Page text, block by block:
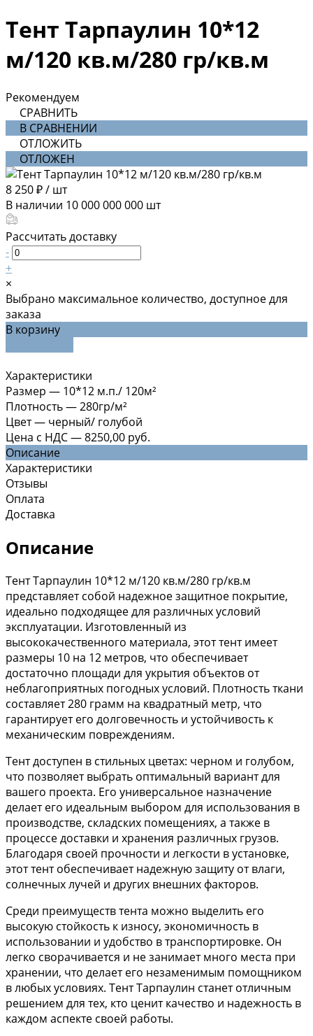
Тент Тарпаулин 10*12
м/120 кв.м/280 гр/кв.м
Рекомендуем
СРАВНИТЬ
В СРАВНЕНИИ
ОТЛОЖИТЬ
ОТЛОЖЕН
8 250 ₽/ шт
В наличии 10 000 000 000 шт
Рассчитать доставку
-
+
×
Выбрано максимальное количество, доступное для
заказа
В корзину
Характеристики
Размер — 10*12 м.п./ 120м²
Плотность—280гр/м²
Цвет— черный/ голубой
Цена с НДС—8250,00 руб.
Описание
Характеристики
Отзывы
Оплата
Доставка
Описание
Тент Тарпаулин 10*12 м/120 кв.м/280 гр/кв.м
представляет собой надежное защитное покрытие,
идеально подходящее для различных условий
эксплуатации. Изготовленный из
высококачественного материала, этот тент имеет
размеры 10 на 12 метров, что обеспечивает
достаточно площади для укрытия объектов от
неблагоприятных погодных условий. Плотность ткани
составляет 280 грамм на квадратный метр, что
гарантирует его долговечность и устойчивость к
механическим повреждениям.
Тент доступен в стильных цветах: черном и голубом,
что позволяет выбрать оптимальный вариант для
вашего проекта. Его универсальное назначение
делает его идеальным выбором для использования в
производстве, складских помещениях, а также в
процессе доставки и хранения различных грузов.
Благодаря своей прочности и легкости в установке,
этот тент обеспечивает надежную защиту от влаги,
солнечных лучей и других внешних факторов.
Среди преимуществ тента можно выделить его
высокую стойкость к износу, экономичность в
использовании и удобство в транспортировке. Он
легко сворачивается и не занимает много места при
хранении, что делает его незаменимым помощником
в любых условиях. Тент Тарпаулин станет отличным
решением для тех, кто ценит качество и надежность в
каждом аспекте своей работы.